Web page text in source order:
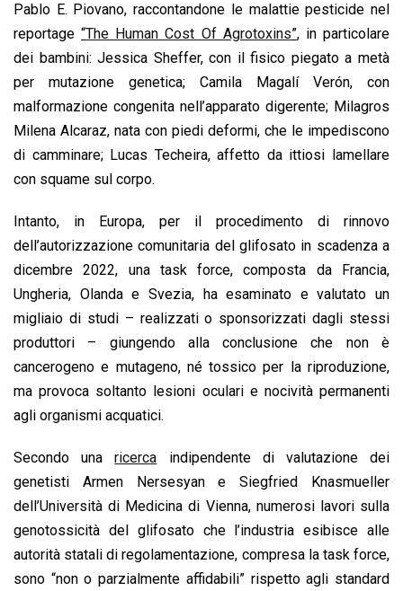
Pablo E. Piovano, raccontandone le malattie pesticide nel
reportage“The Human Cost Of Agrotoxins”, in particolare
dei bambini: Jessica Sheffer, con il fisico piegato a metà
per mutazione genetica; Camila Magalí Verón, con
malformazione congenita nell’apparato digerente; Milagros
Milena Alcaraz, nata con piedi deformi, che le impediscono
di camminare; Lucas Techeira, affetto da ittiosi lamellare
con squame sul corpo.
Intanto, in Europa, per il procedimento di rinnovo
dell’autorizzazione comunitaria del glifosato in scadenza a
dicembre 2022, una task force, composta da Francia,
Ungheria, Olanda e Svezia, ha esaminato e valutato un
migliaio di studi – realizzati o sponsorizzati dagli stessi
produttori – giungendo alla conclusione che non è
cancerogeno e mutageno, né tossico per la riproduzione,
ma provoca soltanto lesioni oculari e nocività permanenti
agli organismi acquatici.
Secondo unaricerca indipendente di valutazione dei
genetisti Armen Nersesyan e Siegfried Knasmueller
dell’Università di Medicina di Vienna, numerosi lavori sulla
genotossicità del glifosato che l’industria esibisce alle
autorità statali di regolamentazione, compresa la task force,
sono “non o parzialmente affidabili” rispetto agli standard